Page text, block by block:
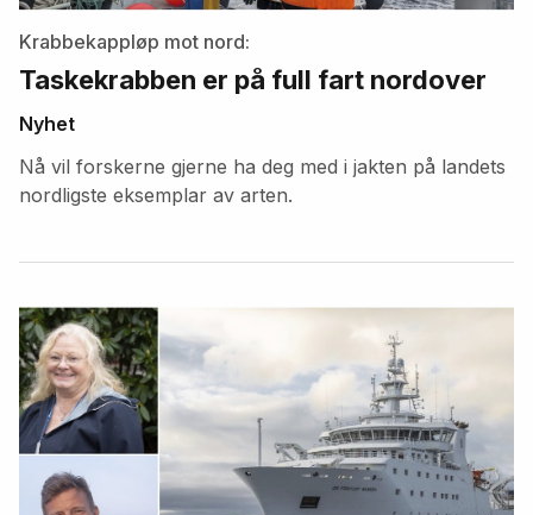
Krabbekappløp mot nord:
Taskekrabben er på full fart nordover
Nyhet
Nå vil forskerne gjerne ha deg med i jakten på landets
nordligste eksemplar av arten.